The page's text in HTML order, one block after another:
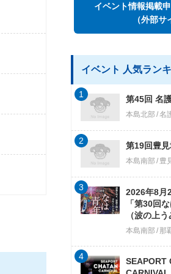
イベント情報掲載
（外部サ
イベント 人気ラン
第45回 名
本島北部 名
1
第19回豊
本島南部 豊
2
2026年8月
「第30回
（波の上
本島南部 那
3
SEAPORT
4